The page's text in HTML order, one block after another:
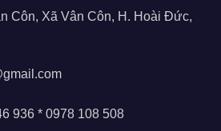
Côn, Xã Vân Côn, H. Hoài Đức,
936 * 0978 108 508